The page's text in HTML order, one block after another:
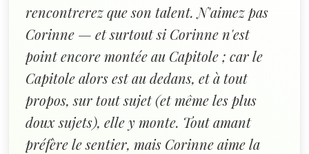
rencontrerez que son talent. N'aimez pas
Corinne — et surtout si Corinne n'est
point encore montée au Capitole ; car le
Capitole alors est au dedans, et à tout
propos, sur tout sujet (et même les plus
doux sujets), elle y monte. Tout amant
préfère le sentier, mais Corinne aime la